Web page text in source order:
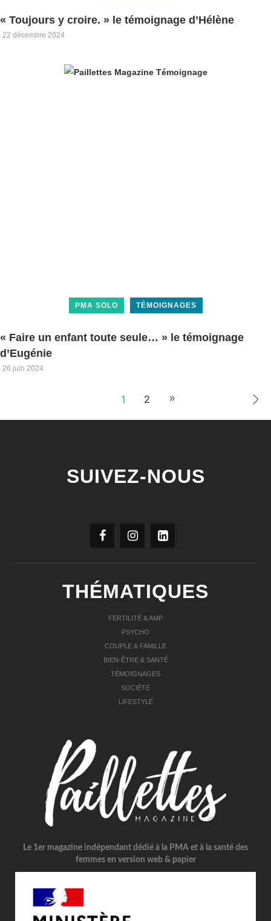
« Toujours y croire. » le témoignage d’Hélène
22 décembre 2024
PMA SOLO TÉMOIGNAGES
« Faire un enfant toute seule… » le témoignage
d’Eugénie
26 juin 2024
1 2
SUIVEZ-NOUS
THÉMATIQUES
FERTILITÉ & AMP
PSYCHO
COUPLE & FAMILLE
BIEN-ÊTRE & SANTÉ
TÉMOIGNAGES
SOCIÉTÉ
LIFESTYLE
Le 1er magazine indépendant dédié à la PMA et à la santé des
femmes en version web & papier